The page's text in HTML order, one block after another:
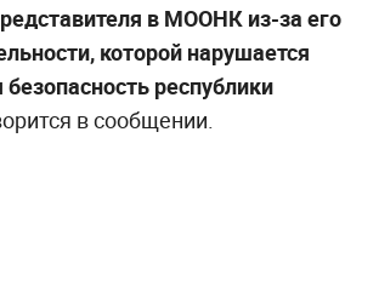
в МООНК из-за его
которой нарушается
республики
в сообщении.